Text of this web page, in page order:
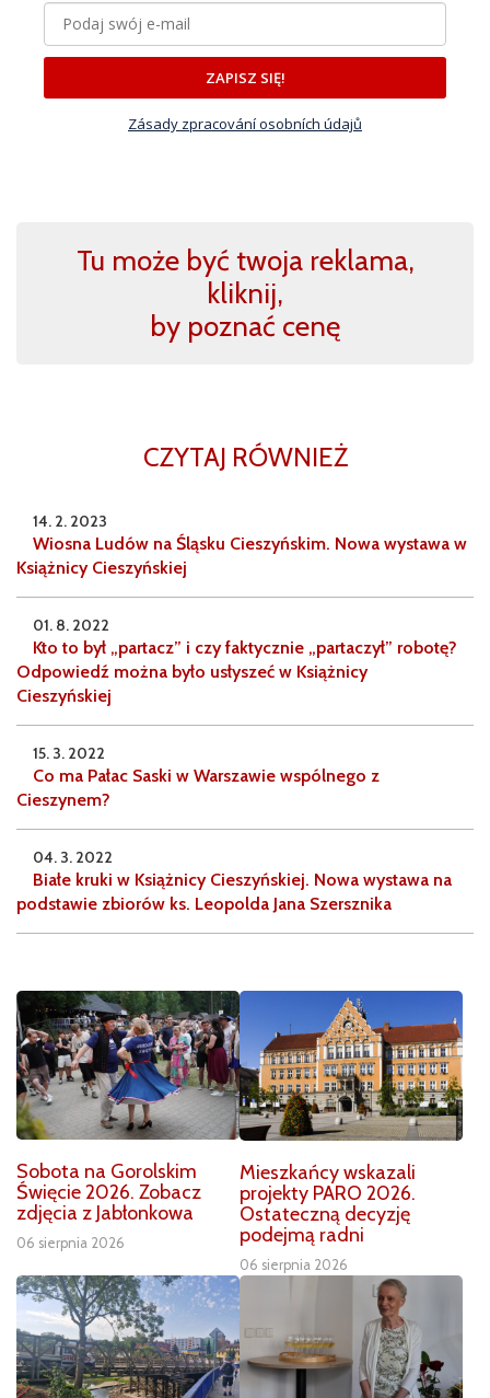
ZAPISZ SIĘ!
Zásady zpracování osobních údajů
Tu może być twoja reklama,
kliknij,
by poznać cenę
CZYTAJ RÓWNIEŻ
14. 2. 2023
Wiosna Ludów na Śląsku Cieszyńskim. Nowa wystawa w
Książnicy Cieszyńskiej
01. 8. 2022
Kto to był „partacz” i czy faktycznie „partaczył” robotę?
Odpowiedź można było usłyszeć w Książnicy
Cieszyńskiej
15. 3. 2022
Co ma Pałac Saski w Warszawie wspólnego z
Cieszynem?
04. 3. 2022
Białe kruki w Książnicy Cieszyńskiej. Nowa wystawa na
podstawie zbiorów ks. Leopolda Jana Szersznika
Sobota na Gorolskim
Święcie 2026. Zobacz
zdjęcia z Jabłonkowa
06 sierpnia 2026
Mieszkańcy wskazali
projekty PARO 2026.
Ostateczną decyzję
podejmą radni
06 sierpnia 2026